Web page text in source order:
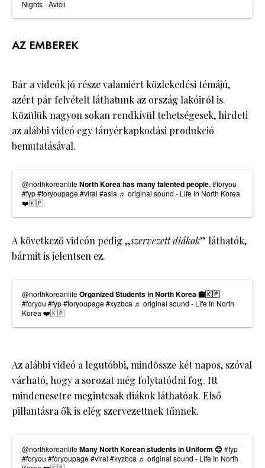
Nights - Avicii
AZ EMBEREK
Bár a videók jó része valamiért közlekedési témájú,
azért pár felvételt láthatunk az ország lakóiról is.
Közülük nagyon sokan rendkívül tehetségesek, hirdeti
az alábbi videó egy tányérkapkodási produkció
bemutatásával.
@northkoreanlifeNorth Korea has many talented people.#foryou
#fyp#foryoupage#viral #asia ♬ original sound - Life In North Korea
❤️🇰🇵
A következő videón pedig „szervezett diákok” láthatók,
bármit is jelentsen ez.
@northkoreanlifeOrganized Students in North Korea 🏫🇰🇵
#foryou #fyp#foryoupage#xyzbca ♬ original sound - Life In North
Korea ❤️🇰🇵
Az alábbi videó a legutóbbi, mindössze két napos, szóval
várható, hogy a sorozat még folytatódni fog. Itt
mindenesetre megintcsak diákok láthatóak. Első
pillantásra ők is elég szervezettnek tűnnek.
@northkoreanlifeMany North Korean students in Uniform 😊 #fyp
#foryou #foryoupage#viral #xyzbca ♬ original sound - Life In North